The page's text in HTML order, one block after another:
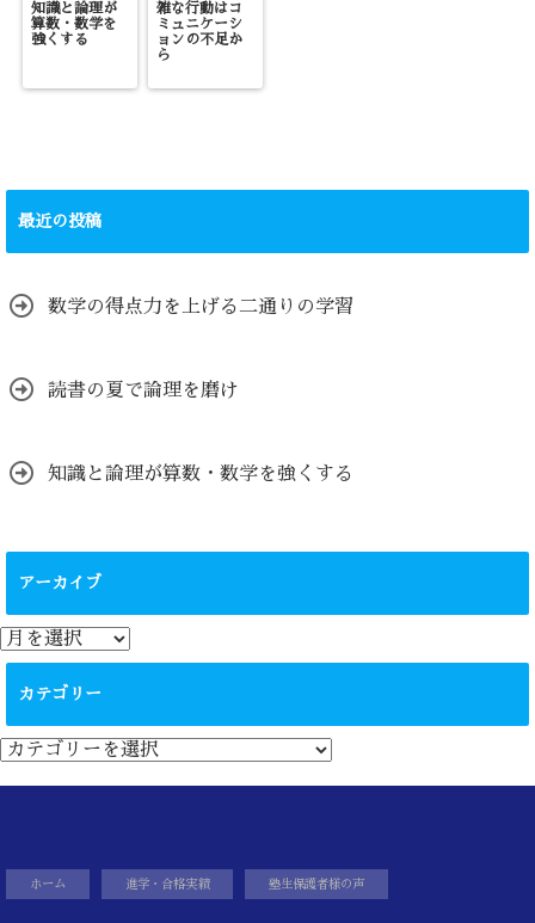
知識と論理が
算数・数学を
強くする
雑な行動はコ
ミュニケーシ
ョンの不足か
ら
最近の投稿
数学の得点力を上げる二通りの学習
読書の夏で論理を磨け
知識と論理が算数・数学を強くする
アーカイブ
ア
ー
カテゴリー
カ
テ
ゴ
ホーム 進学・合格実績 塾生保護者様の声